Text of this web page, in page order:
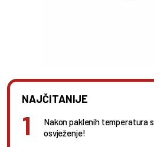
NAJČITANIJE
Nakon paklenih temperatura
osvježenje!